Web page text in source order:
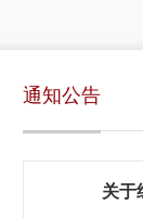
通知公告
关于